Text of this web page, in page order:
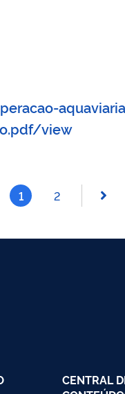
view
1 2
CENTRAL